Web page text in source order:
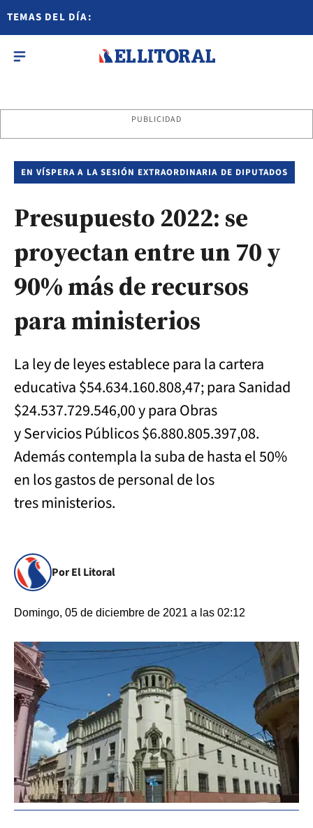
TEMAS DEL DÍA:
PUBLICIDAD
EN VÍSPERA A LA SESIÓN EXTRAORDINARIA DE DIPUTADOS
Presupuesto 2022: se
proyectan entre un 70 y
90% más de recursos
para ministerios
La ley de leyes establece para la cartera
educativa $54.634.160.808,47; para Sanidad
$24.537.729.546,00 y para Obras
y Servicios Públicos $6.880.805.397,08.
Además contempla la suba de hasta el 50%
en los gastos de personal de los
tres ministerios.
Por El Litoral
Domingo, 05 de diciembre de 2021 a las 02:12